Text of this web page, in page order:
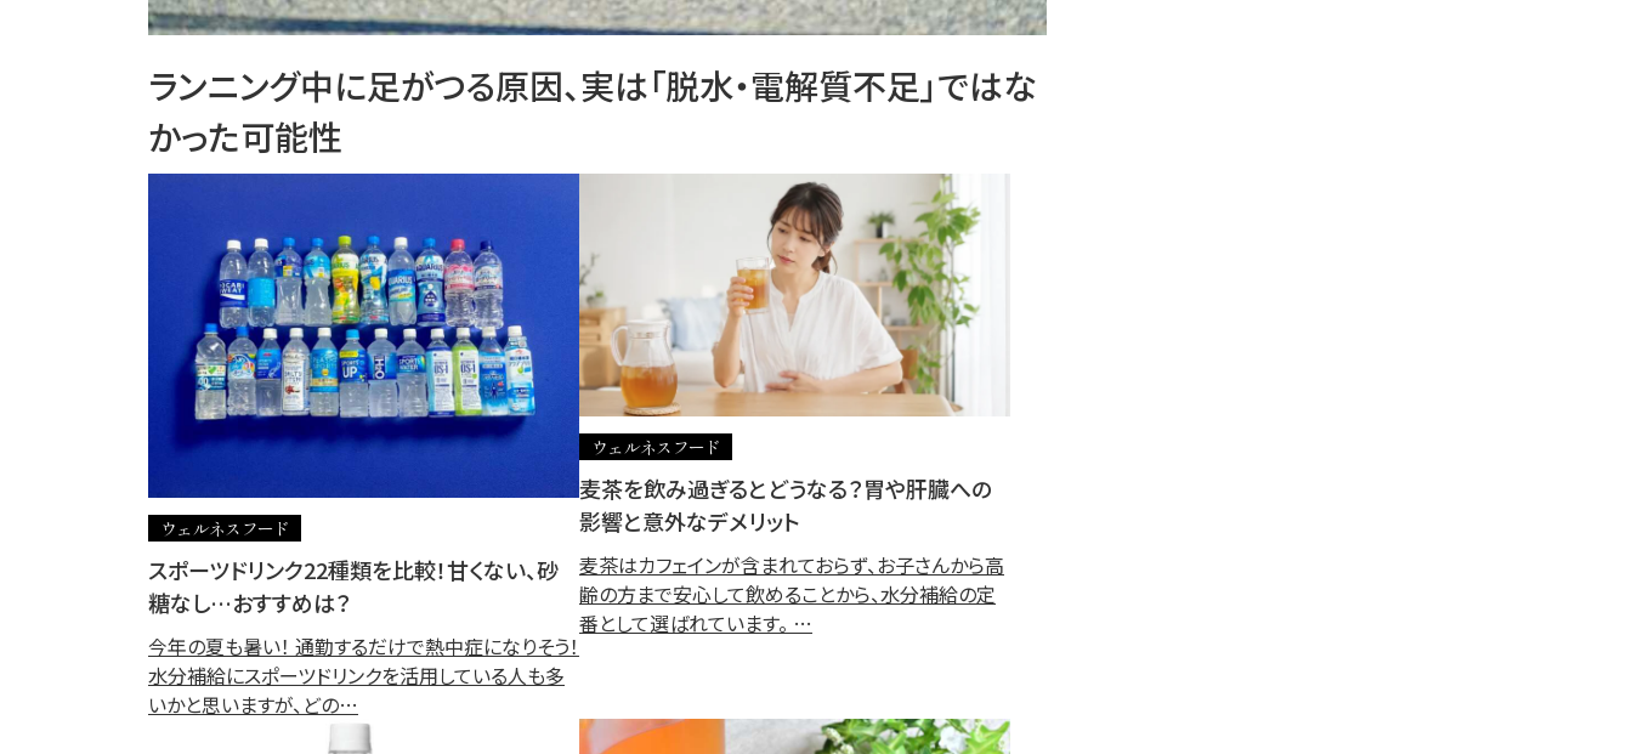
ランニング中に足がつる原因、実は「脱水・電解質不足」ではな
かった可能性
ウェルネスフード
スポーツドリンク22種類を比較！甘くない、砂
糖なし…おすすめは？
今年の夏も暑い！ 通勤するだけで熱中症になりそう！
水分補給にスポーツドリンクを活用している人も多
いかと思いますが、どの…
ウェルネスフード
麦茶を飲み過ぎるとどうなる？胃や肝臓への
影響と意外なデメリット
麦茶はカフェインが含まれておらず、お子さんから高
齢の方まで安心して飲めることから、水分補給の定
番として選ばれています。 …